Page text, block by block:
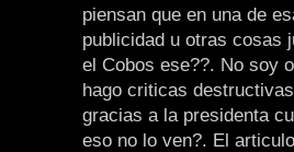
piensan que en una de
publicidad u otras cosas
el Cobos ese??. No soy
hago criticas
gracias a la presidenta
eso no lo ven?. El